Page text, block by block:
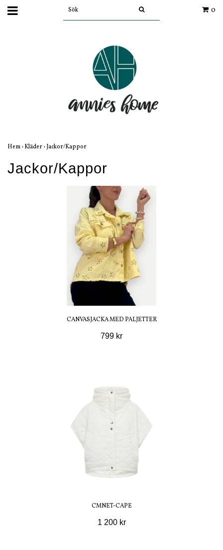
0
Hem›Kläder›Jackor/Kappor
Jackor/Kappor
CANVASJACKA MED PALJETTER
799 kr
CMNET-CAPE
1 200 kr